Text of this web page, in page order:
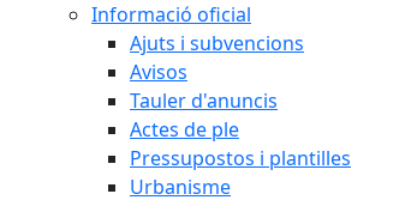
Informació oficial
Ajuts i subvencions
Avisos
Tauler d'anuncis
Actes de ple
Pressupostos i plantilles
Urbanisme